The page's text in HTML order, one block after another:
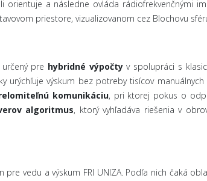
a následne ovláda rádiofrekvenčnými
priestore, vizualizovanom cez Blochovu
pre hybridné výpočtyv spolupráci s
urýchľuje výskum bez potreby tisícov
komunikáciu, pri ktorej pokus o
algoritmus, ktorý vyhľadáva riešenia v
pre vedu a výskum FRI UNIZA. Podľa nich čaká